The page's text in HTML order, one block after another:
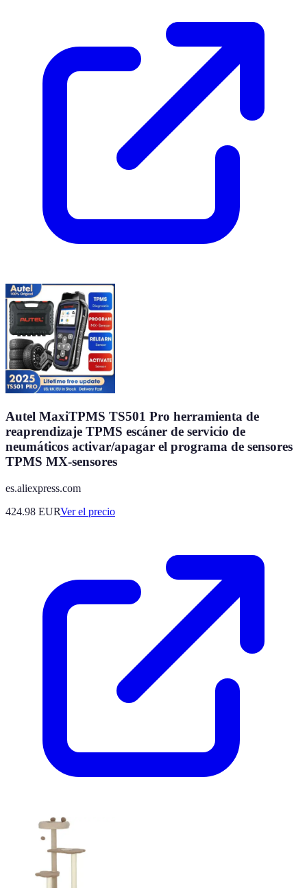
Autel MaxiTPMS TS501 Pro herramienta de
reaprendizaje TPMS escáner de servicio de
neumáticos activar/apagar el programa de sensores
TPMS MX-sensores
es.aliexpress.com
424.98 EURVer el precio